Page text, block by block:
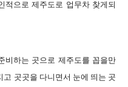
적으로 제주도로 업무차 찾게되
비하는 곳으로 제주도를 꼽을만
곳곳을 다니면서 눈에 띄는 곳